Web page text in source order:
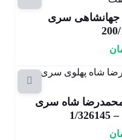
جهانشاهی سری
رخ محمدرضا شاه سری